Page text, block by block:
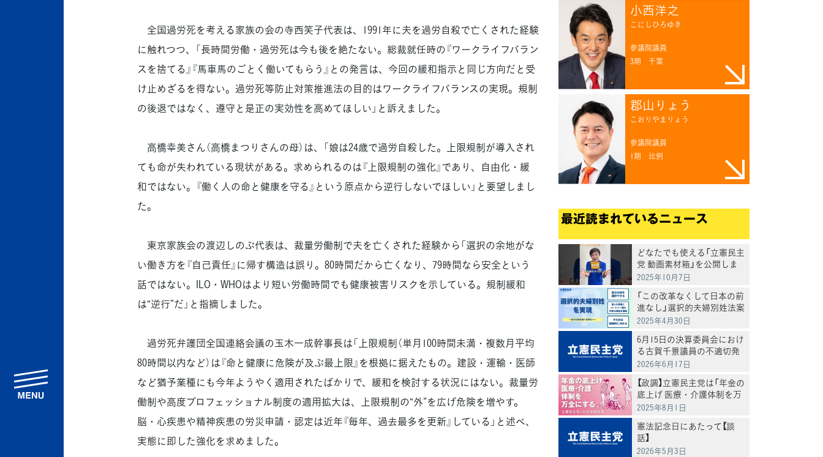
全国過労死を考える家族の会の寺西笑子代表は、1991年に夫を過労自殺で亡くされた経験
に触れつつ、「長時間労働・過労死は今も後を絶たない。総裁就任時の『ワークライフバラン
スを捨てる』『馬車馬のごとく働いてもらう』との発言は、今回の緩和指示と同じ方向だと受
け止めざるを得ない。過労死等防止対策推進法の目的はワークライフバランスの実現。規制
の後退ではなく、遵守と是正の実効性を高めてほしい」と訴えました。
高橋幸美さん（高橋まつりさんの母）は、「娘は24歳で過労自殺した。上限規制が導入され
ても命が失われている現状がある。求められるのは『上限規制の強化』であり、自由化・緩
和ではない。『働く人の命と健康を守る』という原点から逆行しないでほしい」と要望しまし
た。
東京家族会の渡辺しのぶ代表は、裁量労働制で夫を亡くされた経験から「選択の余地がな
い働き方を『自己責任』に帰す構造は誤り。80時間だから亡くなり、79時間なら安全という
話ではない。ILO・WHOはより短い労働時間でも健康被害リスクを示している。規制緩和
は“逆行”だ」と指摘しました。
過労死弁護団全国連絡会議の玉木一成幹事長は「上限規制（単月100時間未満・複数月平均
80時間以内など）は『命と健康に危険が及ぶ最上限』を根拠に据えたもの。建設・運輸・医師
など猶予業種にも今年ようやく適用されたばかりで、緩和を検討する状況にはない。裁量労
働制や高度プロフェッショナル制度の適用拡大は、上限規制の“外”を広げ危険を増やす。
脳・心疾患や精神疾患の労災申請・認定は近年『毎年、過去最多を更新』している」と述べ、
実態に即した強化を求めました。
小西洋之
こにしひろゆき
参議院議員
3期 千葉
郡山りょう
こおりやまりょう
参議院議員
1期 比例
最近読まれているニュース
どなたでも使える「立憲民主
党 動画素材箱」を公開しま
した
2025年10月7日
「この改革なくして日本の前
進なし」選択的夫婦別姓法案
を提出
2025年4月30日
6月15日の決算委員会におけ
る古賀千景議員の不適切発
言と処分について
2026年6月17日
【政調】立憲民主党は「年金の
底上げ 医療・介護体制を万
全にする」
2025年8月1日
憲法記念日にあたって【談
話】
2026年5月3日